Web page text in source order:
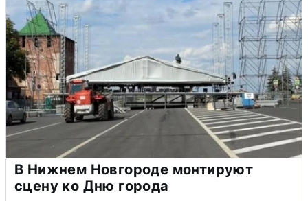
В Нижнем Новгороде монтируют
сцену ко Дню города